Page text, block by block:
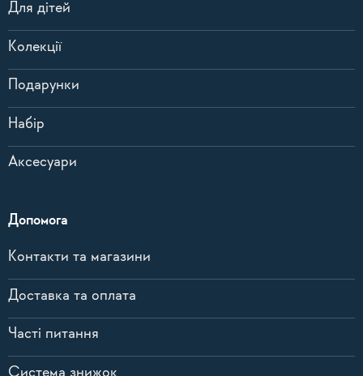
Для дітей
Колекції
Подарунки
Набір
Аксесуари
Допомога
Контакти та магазини
Доставка та оплата
Часті питання